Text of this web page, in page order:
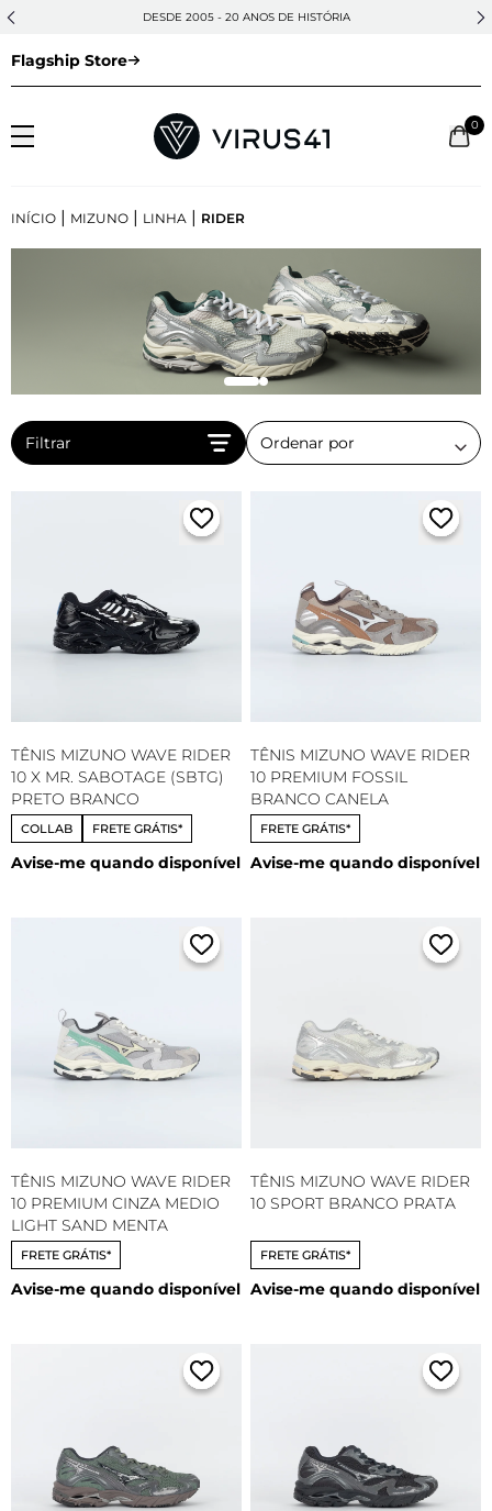
DESDE 2005 - 20 ANOS DE HISTÓRIA
Flagship Store
0
INÍCIO | MIZUNO | LINHA | RIDER
Filtrar
TÊNIS MIZUNO WAVE RIDER
10 X MR. SABOTAGE (SBTG)
PRETO BRANCO
COLLAB FRETE GRÁTIS*
Avise-me quando disponível
TÊNIS MIZUNO WAVE RIDER
10 PREMIUM FOSSIL
BRANCO CANELA
FRETE GRÁTIS*
Avise-me quando disponível
TÊNIS MIZUNO WAVE RIDER
10 PREMIUM CINZA MEDIO
LIGHT SAND MENTA
FRETE GRÁTIS*
Avise-me quando disponível
TÊNIS MIZUNO WAVE RIDER
10 SPORT BRANCO PRATA
FRETE GRÁTIS*
Avise-me quando disponível